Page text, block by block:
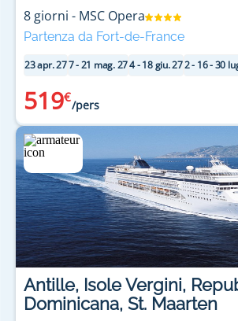
8 giorni - MSC Opera
Partenza da Fort-de-France
23 apr. 277 - 21 mag. 274 - 18 giu. 272 - 16 - 30
519€
/pers
Antille, Isole Vergini,
Dominicana, St. Maarten